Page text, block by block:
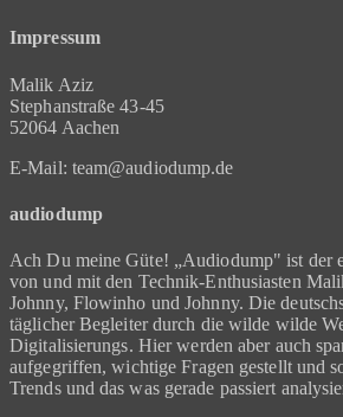
Impressum
Malik Aziz
Stephanstraße 43-45
52064 Aachen
E-Mail: team@audiodump.de
audiodump
Ach Du meine Güte! „Audiodump" ist der
von und mit den Technik-Enthusiasten
Johnny, Flowinho und Johnny. Die
täglicher Begleiter durch die wilde wilde
Digitalisierungs. Hier werden aber auch
aufgegriffen, wichtige Fragen gestellt und
Trends und das was gerade passiert